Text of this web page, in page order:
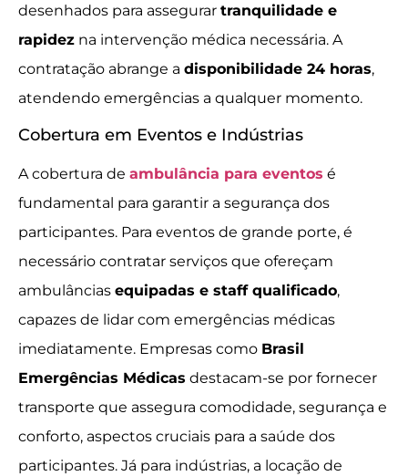
desenhados para assegurar tranquilidade e
rapidez na intervenção médica necessária. A
contratação abrange a disponibilidade 24 horas,
atendendo emergências a qualquer momento.
Cobertura em Eventos e Indústrias
A cobertura de ambulância para eventos é
fundamental para garantir a segurança dos
participantes. Para eventos de grande porte, é
necessário contratar serviços que ofereçam
ambulâncias equipadas e staff qualificado,
capazes de lidar com emergências médicas
imediatamente. Empresas como Brasil
Emergências Médicas destacam-se por fornecer
transporte que assegura comodidade, segurança e
conforto, aspectos cruciais para a saúde dos
participantes. Já para indústrias, a locação de